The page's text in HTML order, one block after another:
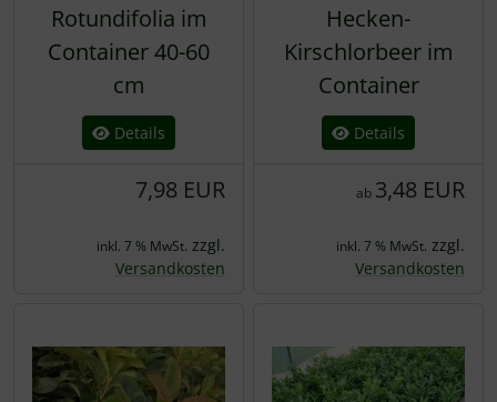
Rotundifolia im
Container 40-60
cm
Details
7,98 EUR
inkl. 7 % MwSt. zzgl.
Versandkosten
Hecken-
Kirschlorbeer im
Container
Details
ab 3,48 EUR
inkl. 7 % MwSt. zzgl.
Versandkosten